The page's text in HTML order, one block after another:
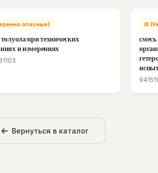
опасные)
при технических
и измерениях
III
Вернуться в каталог